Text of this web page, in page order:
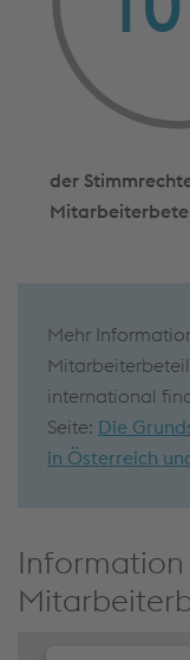
der
Mehr
international
Seite: Die
in Österreich
Information